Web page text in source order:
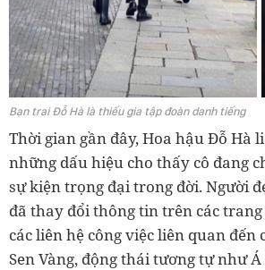
Bạn trai Đỗ Hà là thiếu gia tập đoàn danh tiếng
Thời gian gần đây, Hoa hậu Đỗ Hà
những dấu hiệu cho thấy cô đang
sự kiện trọng đại trong đời. Người
đã thay đổi thông tin trên các
các liên hệ công việc liên quan đến
Sen Vàng, động thái tương tự như